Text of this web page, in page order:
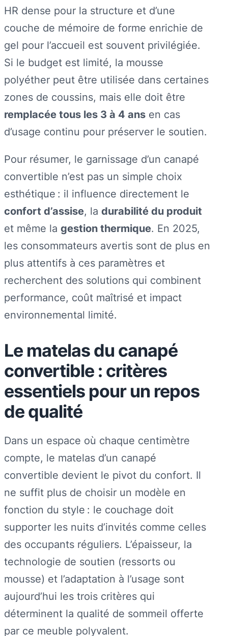
HR dense pour la structure et d’une
couche de mémoire de forme enrichie de
gel pour l’accueil est souvent privilégiée.
Si le budget est limité, la mousse
polyéther peut être utilisée dans certaines
zones de coussins, mais elle doit être
remplacée tous les 3 à 4 ans en cas
d’usage continu pour préserver le soutien.
Pour résumer, le garnissage d’un canapé
convertible n’est pas un simple choix
esthétique : il influence directement le
confort d’assise, la durabilité du produit
et même la gestion thermique. En 2025,
les consommateurs avertis sont de plus en
plus attentifs à ces paramètres et
recherchent des solutions qui combinent
performance, coût maîtrisé et impact
environnemental limité.
Le matelas du canapé
convertible : critères
essentiels pour un repos
de qualité
Dans un espace où chaque centimètre
compte, le matelas d’un canapé
convertible devient le pivot du confort. Il
ne suffit plus de choisir un modèle en
fonction du style : le couchage doit
supporter les nuits d’invités comme celles
des occupants réguliers. L’épaisseur, la
technologie de soutien (ressorts ou
mousse) et l’adaptation à l’usage sont
aujourd’hui les trois critères qui
déterminent la qualité de sommeil offerte
par ce meuble polyvalent.